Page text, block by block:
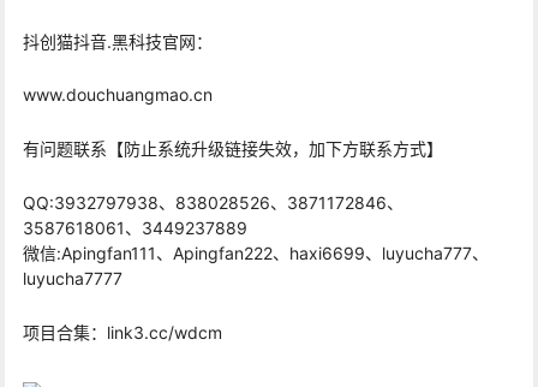
抖创猫抖音.黑科技官网：
www.douchuangmao.cn
有问题联系【防止系统升级链接失效，加下方联系方式】
QQ:3932797938、838028526、3871172846、
3587618061、3449237889
微信:Apingfan111、Apingfan222、haxi6699、luyucha777、
luyucha7777
项目合集：link3.cc/wdcm